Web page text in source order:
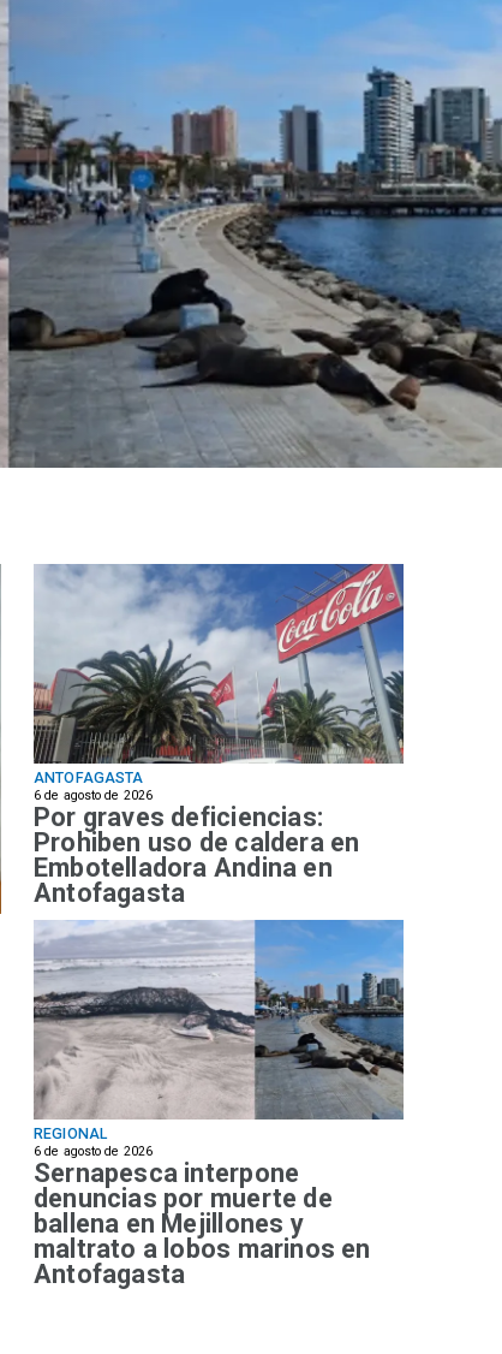
ANTOFAGASTA
6 de agosto de 2026
Por graves deficiencias:
Prohiben uso de caldera en
Embotelladora Andina en
Antofagasta
REGIONAL
6 de agosto de 2026
Sernapesca interpone
denuncias por muerte de
ballena en Mejillones y
maltrato a lobos marinos en
Antofagasta